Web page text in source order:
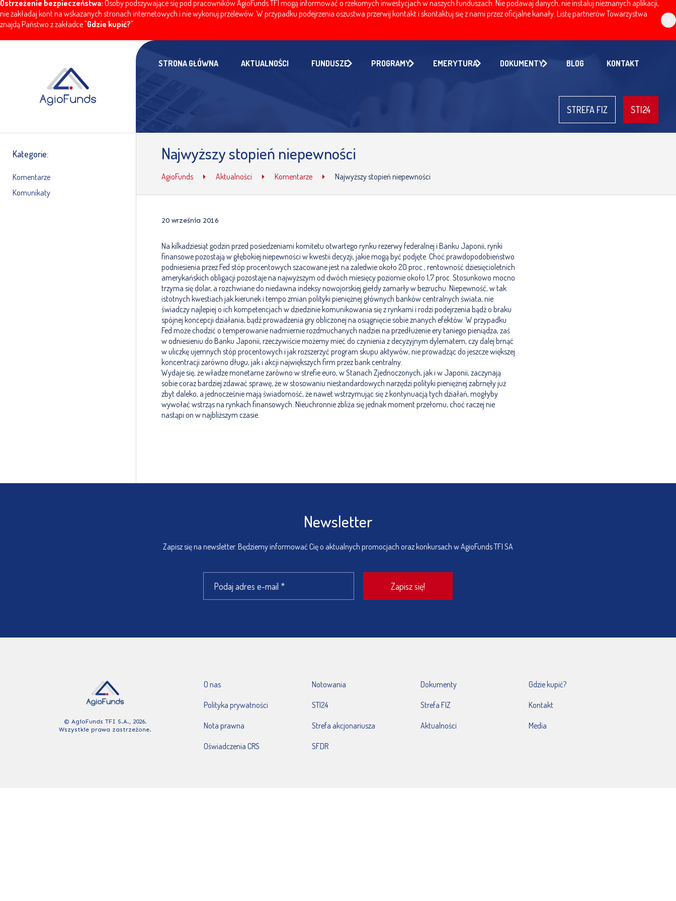
Ostrzeżenie bezpieczeństwa: Osoby podszywające się pod pracowników AgioFunds TFI mogą informować o rzekomych inwestycjach w naszych funduszach. Nie podawaj danych, nie instaluj nieznanych aplikacji,
nie zakładaj kont na wskazanych stronach internetowych i nie wykonuj przelewów. W przypadku podejrzenia oszustwa przerwij kontakt i skontaktuj się z nami przez oficjalne kanały. Listę partnerów Towarzystwa
znajdą Państwo z zakładce "Gdzie kupić?".
STRONA GŁÓWNA AKTUALNOŚCI FUNDUSZE PROGRAMY EMERYTURA DOKUMENTY BLOG KONTAKT
STREFA FIZ STI24
Kategorie:
Komentarze
Komunikaty
Najwyższy stopień niepewności
AgioFunds Aktualności Komentarze Najwyższy stopień niepewności
20 września 2016
Na kilkadziesiąt godzin przed posiedzeniami komitetu otwartego rynku rezerwy federalnej i Banku Japonii, rynki
finansowe pozostają w głębokiej niepewności w kwestii decyzji, jakie mogą być podjęte. Choć prawdopodobieństwo
podniesienia przez Fed stóp procentowych szacowane jest na zaledwie około 20 proc., rentowność dziesięcioletnich
amerykańskich obligacji pozostaje na najwyższym od dwóch miesięcy poziomie około 1,7 proc. Stosunkowo mocno
trzyma się dolar, a rozchwiane do niedawna indeksy nowojorskiej giełdy zamarły w bezruchu. Niepewność, w tak
istotnych kwestiach jak kierunek i tempo zmian polityki pieniężnej głównych banków centralnych świata, nie
świadczy najlepiej o ich kompetencjach w dziedzinie komunikowania się z rynkami i rodzi podejrzenia bądź o braku
spójnej koncepcji działania, bądź prowadzenia gry obliczonej na osiągnięcie sobie znanych efektów. W przypadku
Fed może chodzić o temperowanie nadmiernie rozdmuchanych nadziei na przedłużenie ery taniego pieniądza, zaś
w odniesieniu do Banku Japonii, rzeczywiście możemy mieć do czynienia z decyzyjnym dylematem, czy dalej brnąć
w uliczkę ujemnych stóp procentowych i jak rozszerzyć program skupu aktywów, nie prowadząc do jeszcze większej
koncentracji zarówno długu, jak i akcji największych firm przez bank centralny.
Wydaje się, że władze monetarne zarówno w strefie euro, w Stanach Zjednoczonych, jak i w Japonii, zaczynają
sobie coraz bardziej zdawać sprawę, że w stosowaniu niestandardowych narzędzi polityki pieniężnej zabrnęły już
zbyt daleko, a jednocześnie mają świadomość, że nawet wstrzymując się z kontynuacją tych działań, mogłyby
wywołać wstrząs na rynkach finansowych. Nieuchronnie zbliża się jednak moment przełomu, choć raczej nie
nastąpi on w najbliższym czasie.
Newsletter
Zapisz się na newsletter. Będziemy informować Cię o aktualnych promocjach oraz konkursach w AgioFunds TFI SA
© AgioFunds TFI S.A., 2026.
Wszystkie prawa zastrzeżone.
O nas
Polityka prywatności
Nota prawna
Oświadczenia CRS
Notowania
STI24
Strefa akcjonariusza
SFDR
Dokumenty
Strefa FIZ
Aktualności
Gdzie kupić?
Kontakt
Media